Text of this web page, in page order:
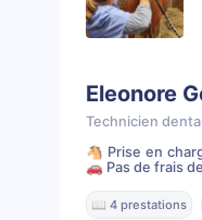
Eleonore
Technicien
🐴 Prise en
🚗 Pas de frais
📖 4 prestations